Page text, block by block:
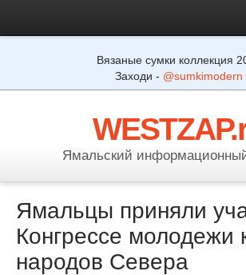
Вязаные сумки коллекция
Заходи - @sumkimodern
Ямальский
Ямальцы приняли
Конгрессе молодежи
народов Севера